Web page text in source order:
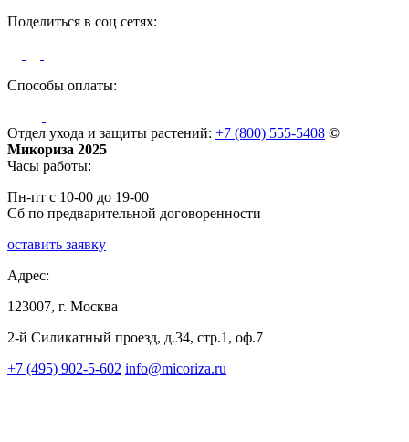
Поделиться в соц сетях:
Способы оплаты:
Отдел ухода и защиты растений: +7 (800) 555-5408 ©
Микориза 2025
Часы работы:
Пн-пт с 10-00 до 19-00
Сб по предварительной договоренности
оставить заявку
Адрес:
123007, г. Москва
2-й Силикатный проезд, д.34, стр.1, оф.7
+7 (495) 902-5-602 info@micoriza.ru